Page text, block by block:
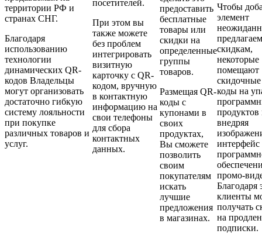
территории РФ и
странах СНГ.
Благодаря
использованию
технологии
динамических QR-
кодов Владельцы
могут организовать
достаточно гибкую
систему лояльности
при покупке
различных товаров и
услуг.
посетителей.
При этом вы
также можете
без проблем
интегрировать
визитную
карточку с QR-
кодом, вручную
в контактную
информацию на
свои телефоны
для сбора
контактных
данных.
предоставить
бесплатные
товары или
скидки на
определенные
группы
товаров.
Размещая QR-
коды с
купонами в
своих
продуктах,
Вы сможете
позволить
своим
покупателям
искать
лучшие
предложения
в магазинах.
Чтобы
элемент
скидкам,
некоторые
помещают
коды на
продуктов
внедряя
интерфейс
промо-
Благодаря
клиенты
получать
на
подписки.